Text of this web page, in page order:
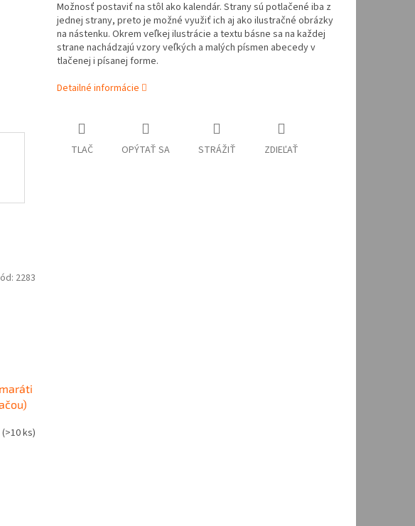
Možnosť postaviť na stôl ako kalendár. Strany sú potlačené iba z
jednej strany, preto je možné využiť ich aj ako ilustračné obrázky
na nástenku. Okrem veľkej ilustrácie a textu básne sa na každej
strane nachádzajú vzory veľkých a malých písmen abecedy v
tlačenej i písanej forme.
Detailné informácie
TLAČ OPÝTAŤ SA STRÁŽIŤ ZDIEĽAŤ
(>10 ks)
2283